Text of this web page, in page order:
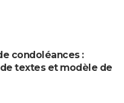
condoléances :
textes et modèle de